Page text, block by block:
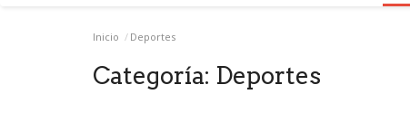
Inicio Deportes
Categoría: Deportes